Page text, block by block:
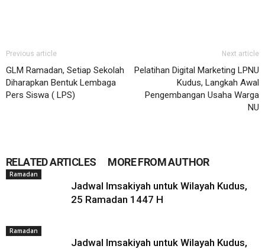
Previous article
GLM Ramadan, Setiap Sekolah
Diharapkan Bentuk Lembaga
Pers Siswa ( LPS)
Next article
Pelatihan Digital Marketing LPNU
Kudus, Langkah Awal
Pengembangan Usaha Warga
NU
RELATED ARTICLES MORE FROM AUTHOR
Ramadan
Jadwal Imsakiyah untuk Wilayah Kudus,
25 Ramadan 1447 H
Ramadan
Jadwal Imsakiyah untuk Wilayah Kudus,